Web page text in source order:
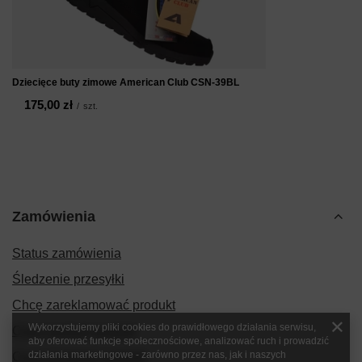
Dziecięce buty zimowe American Club CSN-39BL
175,00 zł / szt.
Zamówienia
Status zamówienia
Śledzenie przesyłki
Chcę zareklamować produkt
Chcę zwrócić produkt
Chcę wymienić produkt
Wykorzystujemy pliki cookies do prawidłowego działania serwisu,
aby oferować funkcje społecznościowe, analizować ruch i prowadzić
działania marketingowe - zarówno przez nas, jak i naszych